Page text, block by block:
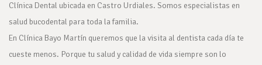
Clínica Dental ubicada en Castro Urdiales. Somos especialistas en
salud bucodental para toda la familia.
En Clínica Bayo Martín queremos que la visita al dentista cada día te
cueste menos. Porque tu salud y calidad de vida siempre son lo